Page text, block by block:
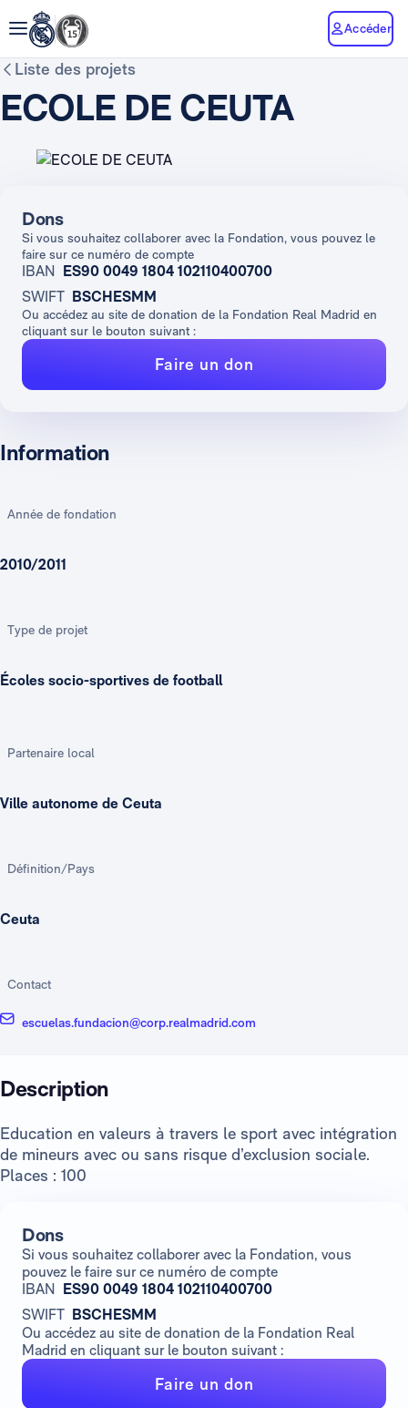
Accéder
Liste des projets
ECOLE DE CEUTA
Information
Année de fondation
2010/2011
Type de projet
Écoles socio-sportives de football
Partenaire local
Ville autonome de Ceuta
Définition/Pays
Ceuta
Contact
escuelas.fundacion@corp.realmadrid.com
Dons
Si vous souhaitez collaborer avec la Fondation, vous pouvez le
faire sur ce numéro de compte
IBAN ES90 0049 1804 102110400700
SWIFT BSCHESMM
Ou accédez au site de donation de la Fondation Real Madrid en
cliquant sur le bouton suivant :
Faire un don
Description
Education en valeurs à travers le sport avec intégration
de mineurs avec ou sans risque d’exclusion sociale.
Places : 100
Dons
Si vous souhaitez collaborer avec la Fondation, vous
pouvez le faire sur ce numéro de compte
IBAN ES90 0049 1804 102110400700
SWIFT BSCHESMM
Ou accédez au site de donation de la Fondation Real
Madrid en cliquant sur le bouton suivant :
Faire un don